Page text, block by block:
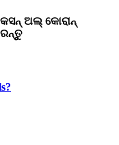
ଅଲ୍ କୋରାନ୍